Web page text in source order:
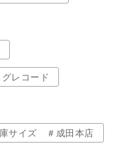
グレコード
サイズ ＃成田本店